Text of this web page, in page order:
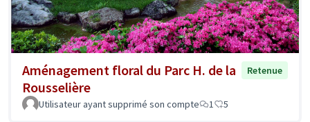
Aménagement floral du Parc H. de la
Rousselière
Retenue
Utilisateur ayant supprimé son compte 1 5